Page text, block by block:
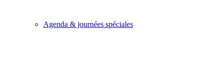
Agenda & journées spéciales